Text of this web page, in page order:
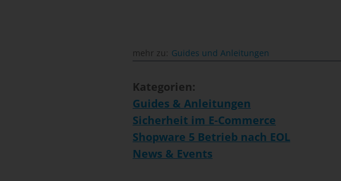
mehr zu: Guides und Anleitungen
Kategorien:
Guides & Anleitungen
Sicherheit im E-Commerce
Shopware 5 Betrieb nach EOL
News & Events